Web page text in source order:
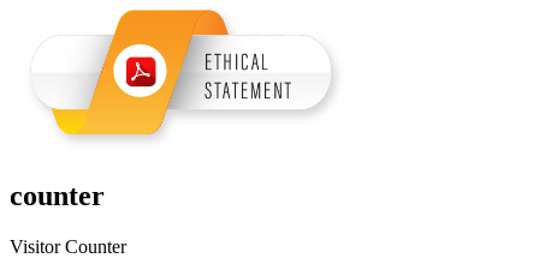
counter
Visitor Counter